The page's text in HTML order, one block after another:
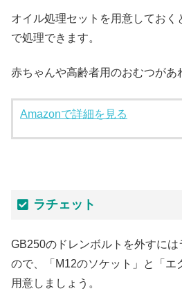
オイル処理セットを用意しておく
で処理できます。
赤ちゃんや高齢者用のおむつがあ
Amazonで詳細を見る
ラチェット
GB250のドレンボルトを外すに
ので、「M12のソケット」と「エ
用意しましょう。